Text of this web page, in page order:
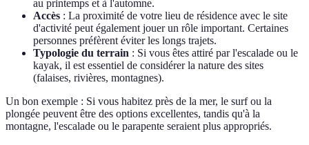
au printemps et à l'automne.
Accès : La proximité de votre lieu de résidence avec le site
d'activité peut également jouer un rôle important. Certaines
personnes préfèrent éviter les longs trajets.
Typologie du terrain : Si vous êtes attiré par l'escalade ou le
kayak, il est essentiel de considérer la nature des sites
(falaises, rivières, montagnes).
Un bon exemple : Si vous habitez près de la mer, le surf ou la
plongée peuvent être des options excellentes, tandis qu'à la
montagne, l'escalade ou le parapente seraient plus appropriés.